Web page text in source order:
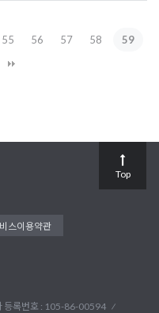
55 56 57 58
59
스이용약관
등록번호 : 105-86-00594
Top